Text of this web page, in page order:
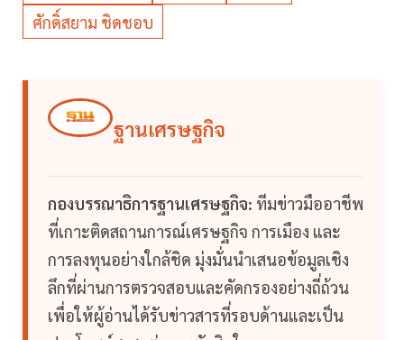
ศักดิ์สยาม ชิดชอบ
ฐานเศรษฐกิจ
กองบรรณาธิการฐานเศรษฐกิจ: ทีมข่าวมืออาชีพ
ที่เกาะติดสถานการณ์เศรษฐกิจ การเมือง และ
การลงทุนอย่างใกล้ชิด มุ่งมั่นนำเสนอข้อมูลเชิง
ลึกที่ผ่านการตรวจสอบและคัดกรองอย่างถี่ถ้วน
เพื่อให้ผู้อ่านได้รับข่าวสารที่รอบด้านและเป็น